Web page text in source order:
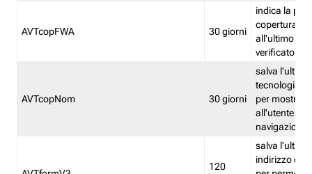
AVTcopFWA 30 giorni
indica la
copertura
all'ultimo
verificato
AVTcopNom 30 giorni
salva l'ultima
tecnologia
per
all'utente
navigazione
120
salva l'ultimo
indirizzo di